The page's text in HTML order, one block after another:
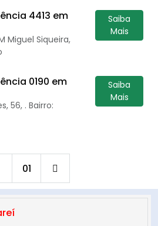
4413 em
Miguel Siqueira,
Saiba
Mais
0190 em
56, . Bairro:
Saiba
Mais
01